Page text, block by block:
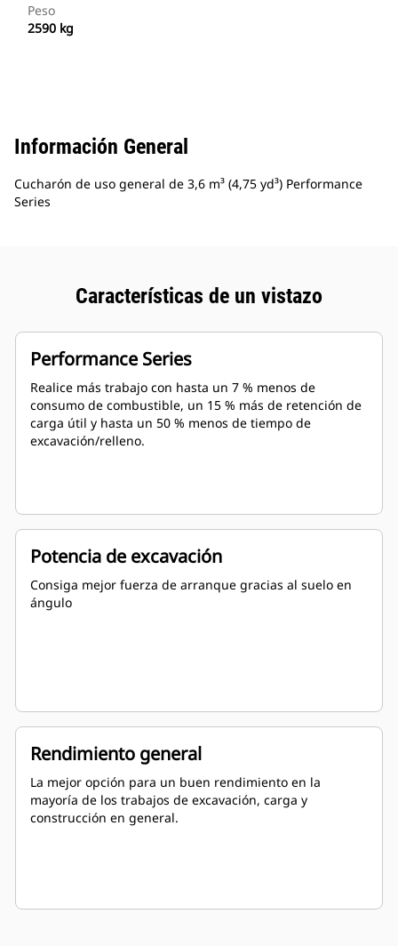
Peso
2590 kg
Información General
Cucharón de uso general de 3,6 m³ (4,75 yd³) Performance
Series
Características de un vistazo
Performance Series
Realice más trabajo con hasta un 7 % menos de
consumo de combustible, un 15 % más de retención de
carga útil y hasta un 50 % menos de tiempo de
excavación/relleno.
Potencia de excavación
Consiga mejor fuerza de arranque gracias al suelo en
ángulo
Rendimiento general
La mejor opción para un buen rendimiento en la
mayoría de los trabajos de excavación, carga y
construcción en general.